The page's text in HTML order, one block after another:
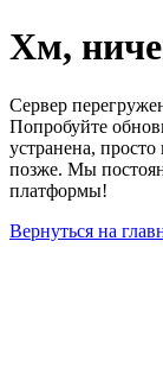
Хм,
Сервер
Попробуйте
устранена,
позже. Мы
платформы!
Вернуться на